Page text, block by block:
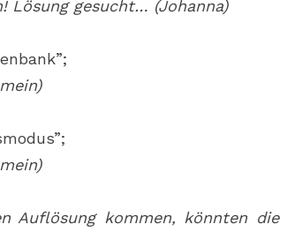
Lösung gesucht… (Johanna)
Auflösung kommen, könnten die